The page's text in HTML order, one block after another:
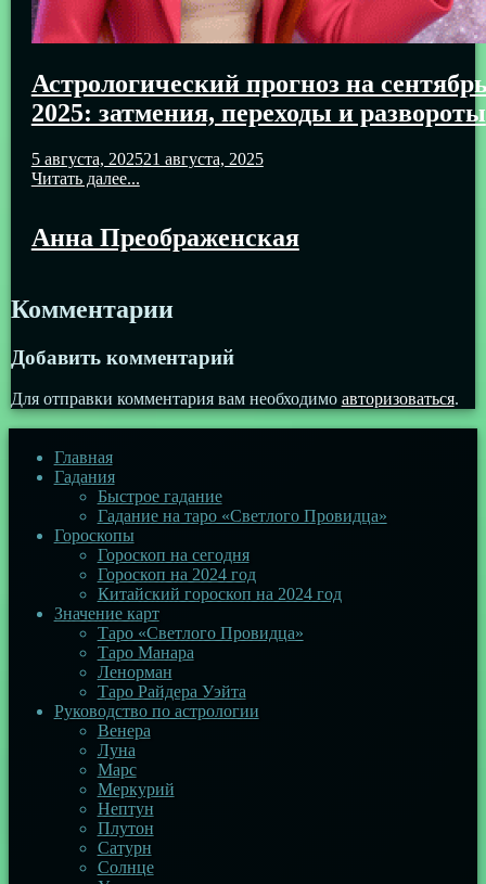
Астрологический прогноз на
2025: затмения, переходы и развороты
5 августа, 202521 августа, 2025
Читать далее...
Анна Преображенская
Комментарии
Добавить комментарий
Для отправки комментария вам необходимо авторизоваться.
Главная
Гадания
Быстрое гадание
Гадание на таро «Светлого Провидца»
Гороскопы
Гороскоп на сегодня
Гороскоп на 2024 год
Китайский гороскоп на 2024 год
Значение карт
Таро «Светлого Провидца»
Таро Манара
Ленорман
Таро Райдера Уэйта
Руководство по астрологии
Венера
Луна
Марс
Меркурий
Нептун
Плутон
Сатурн
Солнце